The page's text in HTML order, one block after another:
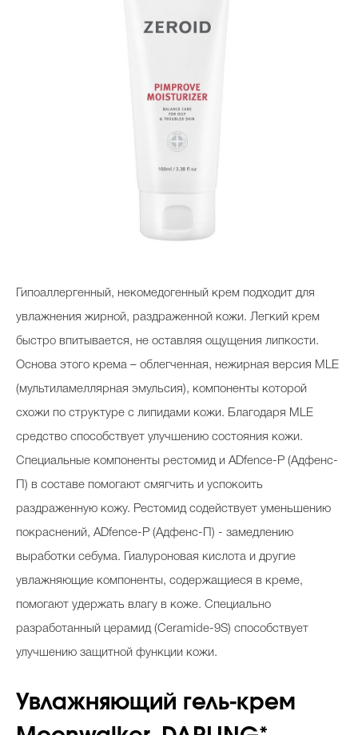
Гипоаллергенный, некомедогенный крем подходит для
увлажнения жирной, раздраженной кожи. Легкий крем
быстро впитывается, не оставляя ощущения липкости.
Основа этого крема – облегченная, нежирная версия MLE
(мультиламеллярная эмульсия), компоненты которой
схожи по структуре с липидами кожи. Благодаря MLE
средство способствует улучшению состояния кожи.
Специальные компоненты рестомид и ADfence-P (Адфенс-
П) в составе помогают смягчить и успокоить
раздраженную кожу. Рестомид содействует уменьшению
покраснений, ADfence-P (Адфенс-П) - замедлению
выработки себума. Гиалуроновая кислота и другие
увлажняющие компоненты, содержащиеся в креме,
помогают удержать влагу в коже. Cпециально
разработанный церамид (Ceramide-9S) способствует
улучшению защитной функции кожи.
Увлажняющий гель-крем